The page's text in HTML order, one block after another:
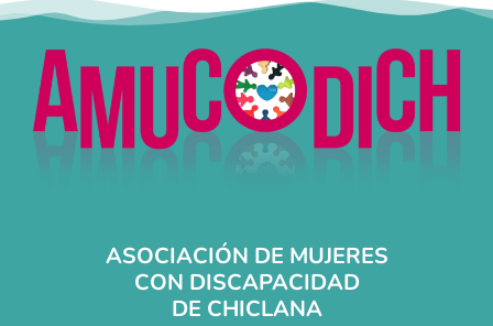
ASOCIACIÓN DE MUJERES
CON DISCAPACIDAD
DE CHICLANA